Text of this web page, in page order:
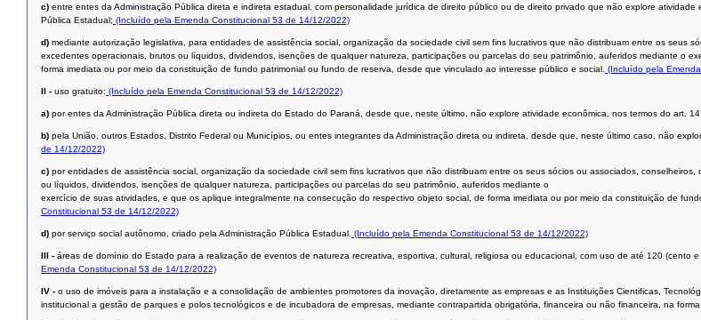
c) entre entes da Administração Pública direta e indireta estadual, com personalidade jurídica de direito público ou de direito privado que não explore
Pública Estadual; (Incluído pela Emenda Constitucional 53 de 14/12/2022)
d) mediante autorização legislativa, para entidades de assistência social, organização da sociedade civil sem fins lucrativos que não distribuam entre os seus
excedentes operacionais, brutos ou líquidos, dividendos, isenções de qualquer natureza, participações ou parcelas do seu patrimônio, auferidos mediante o
forma imediata ou por meio da constituição de fundo patrimonial ou fundo de reserva, desde que vinculado ao interesse público e social. (Incluído pela
II - uso gratuito: (Incluído pela Emenda Constitucional 53 de 14/12/2022)
a) por entes da Administração Pública direta ou indireta do Estado do Paraná, desde que, neste último, não explore atividade econômica, nos termos do art.
b) pela União, outros Estados, Distrito Federal ou Municípios, ou entes integrantes da Administração direta ou indireta, desde que, neste último caso, não
de 14/12/2022)
c) por entidades de assistência social, organização da sociedade civil sem fins lucrativos que não distribuam entre os seus sócios ou associados,
ou líquidos, dividendos, isenções de qualquer natureza, participações ou parcelas do seu patrimônio, auferidos mediante o
exercício de suas atividades, e que os aplique integralmente na consecução do respectivo objeto social, de forma imediata ou por meio da constituição de
Constitucional 53 de 14/12/2022)
d) por serviço social autônomo, criado pela Administração Pública Estadual. (Incluído pela Emenda Constitucional 53 de 14/12/2022)
III - áreas de domínio do Estado para a realização de eventos de natureza recreativa, esportiva, cultural, religiosa ou educacional, com uso de até 120 (cento
Emenda Constitucional 53 de 14/12/2022)
IV - o uso de imóveis para a instalação e a consolidação de ambientes promotores da inovação, diretamente as empresas e as Instituições Cientificas,
institucional a gestão de parques e polos tecnológicos e de incubadora de empresas, mediante contrapartida obrigatória, financeira ou não financeira, na forma